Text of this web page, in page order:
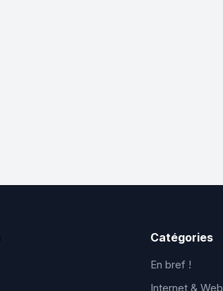
Catégories
En bref !
Internet & Web